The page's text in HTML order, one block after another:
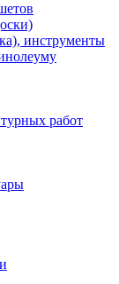
инструменты
работ